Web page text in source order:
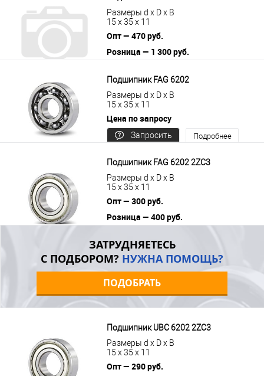
Размеры d x D x B
15 x 35 x 11
Опт — 470 руб.
Розница — 1 300 руб.
Подшипник FAG 6202
Размеры d x D x B
15 x 35 x 11
Цена по запросу
Запросить
Подробнее
Подшипник FAG 6202 2ZC3
Размеры d x D x B
15 x 35 x 11
Опт — 300 руб.
Розница — 400 руб.
ЗАТРУДНЯЕТЕСЬ
С ПОДБОРОМ? НУЖНА ПОМОЩЬ?
ПОДОБРАТЬ
Подшипник UBC 6202 2ZC3
Размеры d x D x B
15 x 35 x 11
Опт — 290 руб.